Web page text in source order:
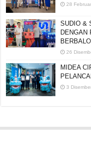
28
SUDIO &
DENGAN
BERBALOI
26
MIDEA
3